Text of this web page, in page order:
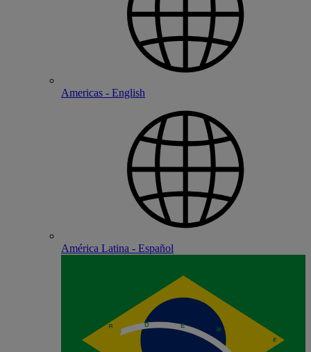
Americas - English
América Latina - Español